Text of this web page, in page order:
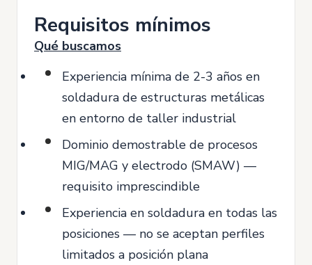
Requisitos mínimos
Qué buscamos
Experiencia mínima de 2-3 años en
soldadura de estructuras metálicas
en entorno de taller industrial
Dominio demostrable de procesos
MIG/MAG y electrodo (SMAW) —
requisito imprescindible
Experiencia en soldadura en todas las
posiciones — no se aceptan perfiles
limitados a posición plana